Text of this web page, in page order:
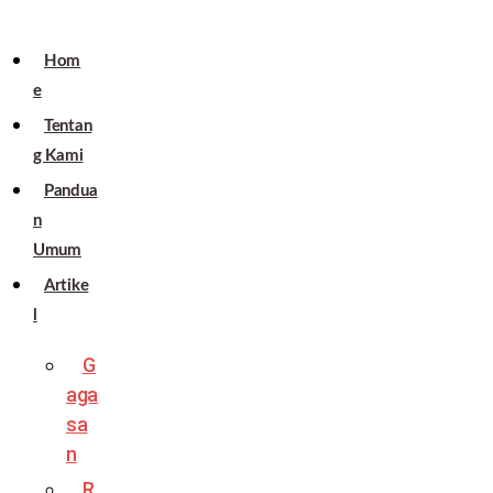
Hom
e
Tentan
g Kami
Pandua
n
Umum
Artike
G
aga
sa
n